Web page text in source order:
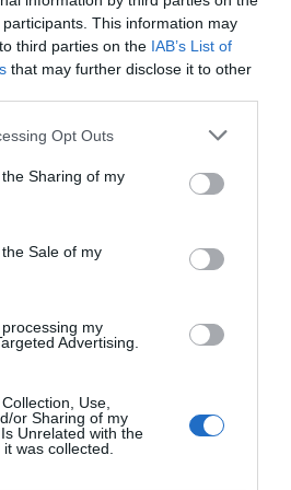
participants. This information may
third parties on the IAB’s List of
that may further disclose it to other
Opt Outs
Sharing of my
Sale of my
my
Advertising.
Use,
or Sharing of my
Unrelated with the
was collected.
com a font preferida de